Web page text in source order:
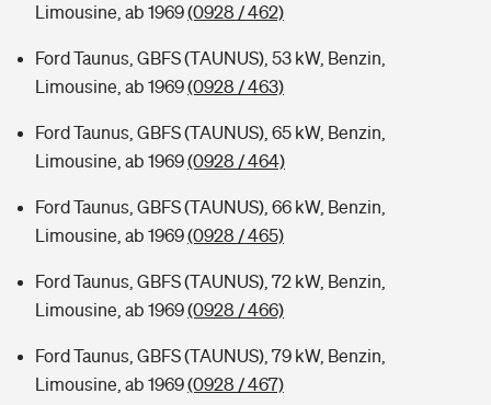
Limousine, ab 1969(0928 / 462)
Ford Taunus, GBFS (TAUNUS), 53 kW, Benzin,
Limousine, ab 1969(0928 / 463)
Ford Taunus, GBFS (TAUNUS), 65 kW, Benzin,
Limousine, ab 1969(0928 / 464)
Ford Taunus, GBFS (TAUNUS), 66 kW, Benzin,
Limousine, ab 1969(0928 / 465)
Ford Taunus, GBFS (TAUNUS), 72 kW, Benzin,
Limousine, ab 1969(0928 / 466)
Ford Taunus, GBFS (TAUNUS), 79 kW, Benzin,
Limousine, ab 1969(0928 / 467)